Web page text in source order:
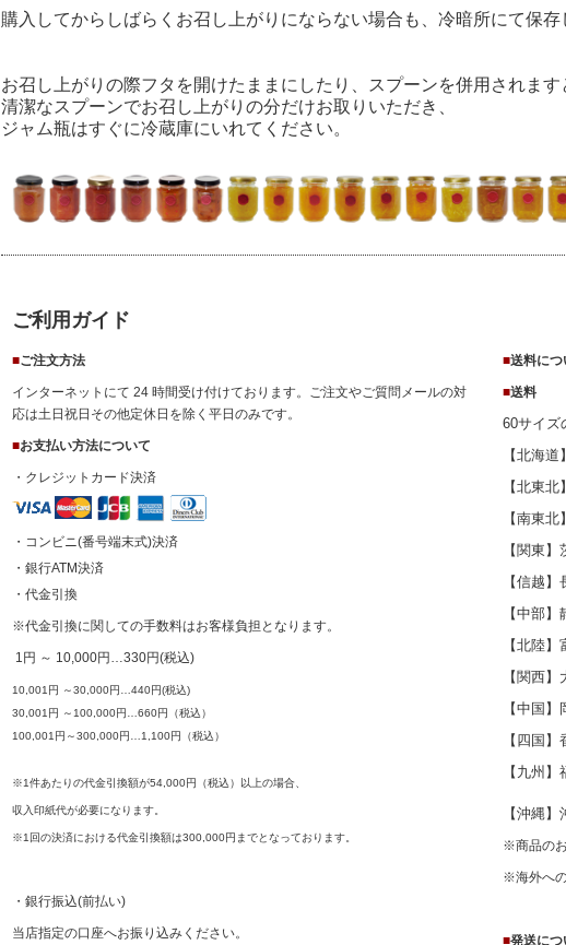
購入してからしばらくお召し上がりにならない場合も、冷暗所にて保存
お召し上がりの際フタを開けたままにしたり、スプーンを併用されます
清潔なスプーンでお召し上がりの分だけお取りいただき、
ジャム瓶はすぐに冷蔵庫にいれてください。
ご利用ガイド
■ご注文方法
インターネットにて 24 時間受け付けております。ご注文やご質問メールの対
応は土日祝日その他定休日を除く平日のみです。
■お支払い方法について
・クレジットカード決済
・コンビニ(番号端末式)決済
・銀行ATM決済
・代金引換
※代金引換に関しての手数料はお客様負担となります。
1円 ～ 10,000円…330円(税込)
10,001円 ～30,000円…440円(税込)
30,001円 ～100,000円…660円（税込）
100,001円～300,000円…1,100円（税込）
※1件あたりの代金引換額が54,000円（税込）以上の場合、
収入印紙代が必要になります。
※1回の決済における代金引換額は300,000円までとなっております。
・銀行振込(前払い)
当店指定の口座へお振り込みください。
■送料につ
■送料
60サイズ
【北海
【北東
【南東
【関東
【信越
【中部
【北陸
【関西
【中国
【四国
【九州
【沖縄
※商品の
※海外へ
■発送につ